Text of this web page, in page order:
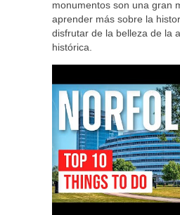
monumentos son una gran
aprender más sobre la
disfrutar de la belleza de la
histórica.